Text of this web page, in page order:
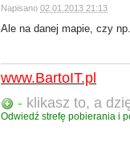
Napisano02.01.2013 21:13
Ale na danej mapie, czy
www.BartoIT.pl
- klikasz to, a
Odwiedź strefę pobierania i